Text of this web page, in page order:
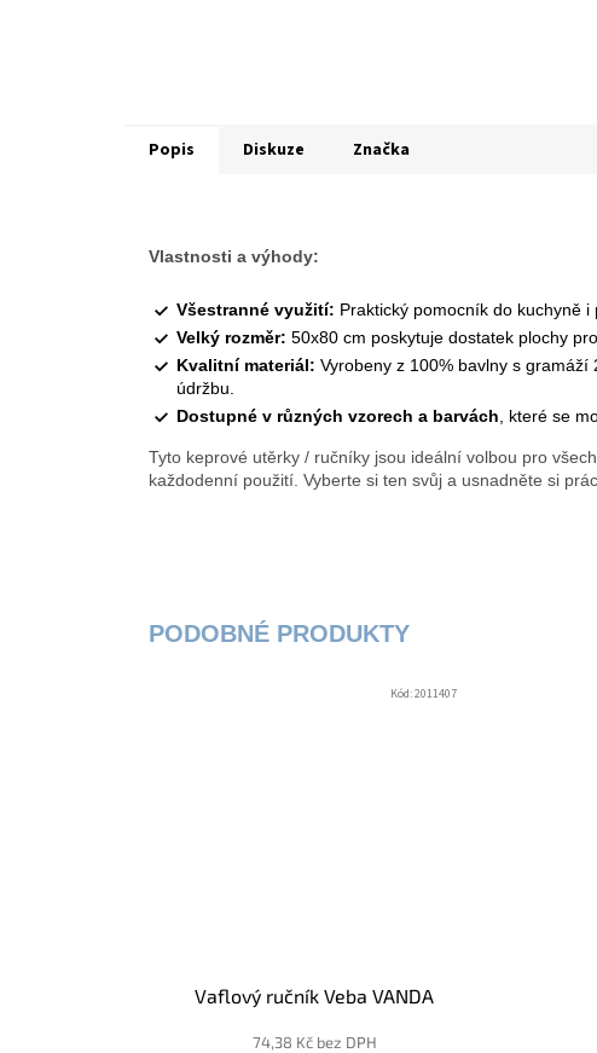
Popis Diskuze Značka
Vlastnosti a výhody:
Všestranné využití: Praktický pomocník do kuchyně i
Velký rozměr: 50x80 cm poskytuje dostatek plochy
Kvalitní materiál: Vyrobeny z 100% bavlny s
údržbu.
Dostupné v různých vzorech a barvách, které se
Tyto keprové utěrky / ručníky jsou ideální volbou pro
každodenní použití. Vyberte si ten svůj a usnadněte si
Vaflový ručník Veba VANDA
74,38 Kč bez DPH
Kód:2011407